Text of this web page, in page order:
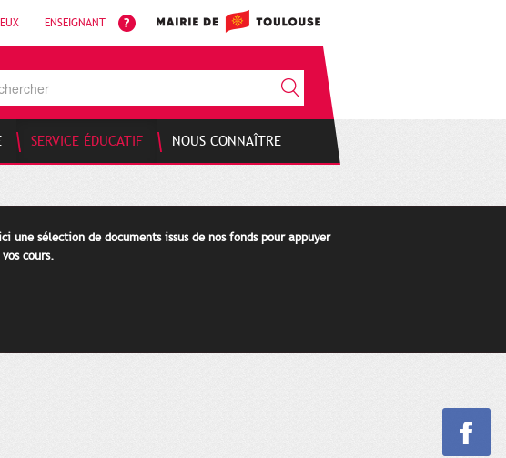
ENSEIGNANT
SERVICE ÉDUCATIF NOUS CONNAÎTRE
une sélection de documents issus de nos fonds pour appuyer
cours.